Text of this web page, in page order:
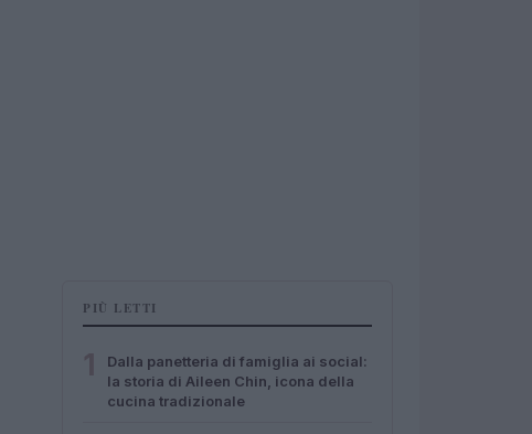
PIÙ LETTI
Dalla panetteria di famiglia ai social:
la storia di Aileen Chin, icona della
cucina tradizionale